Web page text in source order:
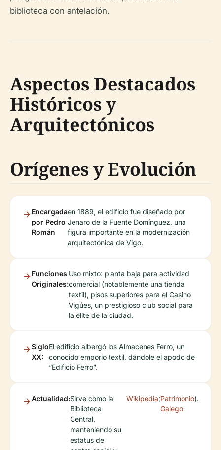
biblioteca con antelación.
Aspectos Destacados
Históricos y
Arquitectónicos
Orígenes y Evolución
Encargada
por Pedro
Román
en 1889, el edificio fue diseñado por
Jenaro de la Fuente Domínguez, una
figura importante en la modernización
arquitectónica de Vigo.
Funciones
Originales:
Uso mixto: planta baja para actividad
comercial (notablemente una tienda
textil), pisos superiores para el Casino
Vigúes, un prestigioso club social para
la élite de la ciudad.
Siglo
XX:
El edificio albergó los Almacenes Ferro, un
conocido emporio textil, dándole el apodo de
“Edificio Ferro”.
Actualidad:Sirve como la
Biblioteca
Central,
manteniendo su
estatus de
Wikipedia;Patrimonio
Galego
).